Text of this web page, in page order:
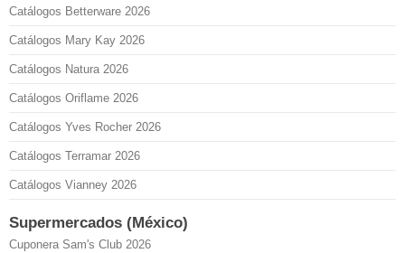
Catálogos Betterware 2026
Catálogos Mary Kay 2026
Catálogos Natura 2026
Catálogos Oriflame 2026
Catálogos Yves Rocher 2026
Catálogos Terramar 2026
Catálogos Vianney 2026
Supermercados (México)
Cuponera Sam's Club 2026